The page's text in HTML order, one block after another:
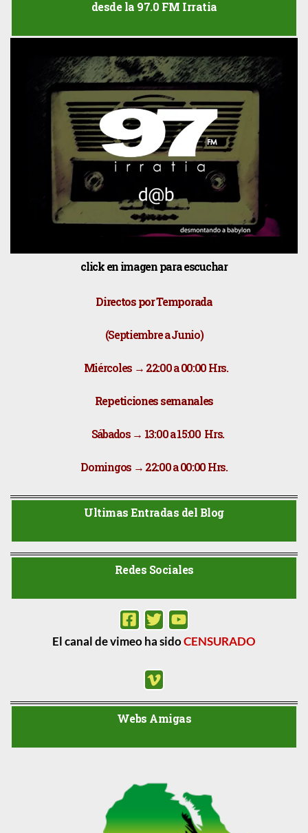
desde la 97.0 FM Irratia
click en imagen para escuchar
Directos por Temporada
(Septiembre a Junio)
Miércoles → 22:00 a 00:00 Hrs.
Repeticiones semanales
​ Sábados → 13:00 a 15:00 Hrs.
Domingos → 22:00 a 00:00 Hrs.
Ultimas Entradas del Blog
Redes Sociales
El canal de vimeo ha sidoCENSURADO
Webs Amigas